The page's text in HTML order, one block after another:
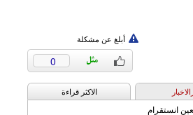
أبلغ عن مشكلة
0
الاکثر قراءة
انستقرام